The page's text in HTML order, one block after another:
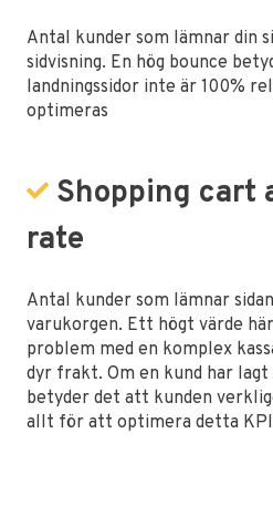
Antal kunder som lämnar din
sidvisning. En hög bounce
landningssidor inte är 100%
optimeras
Shopping cart
rate
Antal kunder som lämnar
varukorgen. Ett högt värde
problem med en komplex
dyr frakt. Om en kund har
betyder det att kunden
allt för att optimera detta KPI